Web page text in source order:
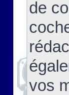
de
vos